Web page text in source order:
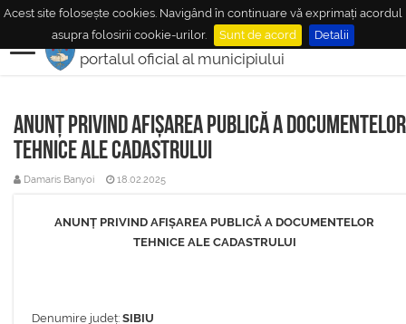
Acest site folosește cookies. Navigând în continuare vă exprimați acordul
asupra folosirii cookie-urilor.
Sunt de acord Detalii
MUNICIPIULMEDIAŞ
portalul oficial al municipiului
Anunț privind afișarea publică a documentelor
tehnice ale cadastrului
Damaris Banyoi 18.02.2025
ANUNȚ PRIVIND AFIȘAREA PUBLICĂ A DOCUMENTELOR
TEHNICE ALE CADASTRULUI
Denumire județ: SIBIU